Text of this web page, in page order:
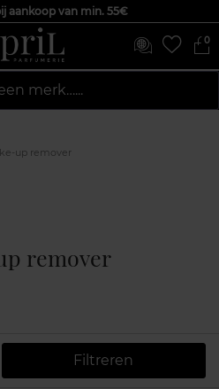
aankoop van min. 55€
0
merk…...
up remover
remover
Filtreren